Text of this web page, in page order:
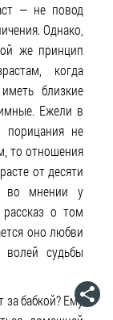
— не повод
Однако,
же принцип
когда
близкие
Ежели в
порицания не
то отношения
от десяти
во мнении у
о том
оно любви
волей судьбы
за бабкой? Ему